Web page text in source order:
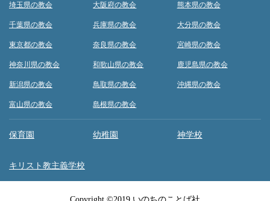
埼玉県の教会
千葉県の教会
東京都の教会
神奈川県の教会
新潟県の教会
富山県の教会
大阪府の教会
兵庫県の教会
奈良県の教会
和歌山県の教会
鳥取県の教会
島根県の教会
熊本県の教会
大分県の教会
宮崎県の教会
鹿児島県の教会
沖縄県の教会
保育園 幼稚園 神学校
キリスト教主義学校